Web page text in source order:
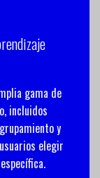
gama de
incluidos
y
elegir